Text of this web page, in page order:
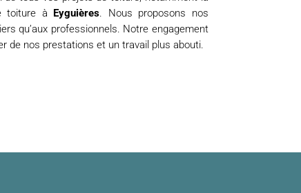
toiture à
Eyguières. Nous proposons nos
qu’aux professionnels. Notre engagement
de nos prestations et un travail plus abouti.